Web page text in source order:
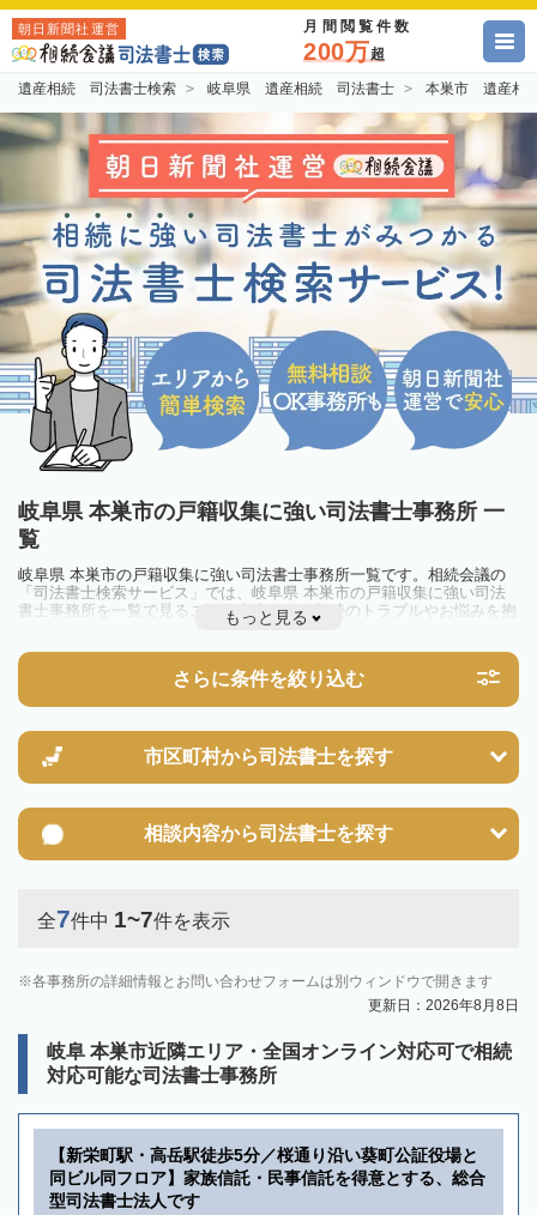
朝日新聞社運営 月間閲覧件数
200万超
遺産相続 司法書士検索 岐阜県 遺産相続 司法書士 本巣市 遺産相
岐阜県 本巣市の戸籍収集に強い司法書士事務所 一
覧
岐阜県 本巣市の戸籍収集に強い司法書士事務所一覧です。相続会議の
「司法書士検索サービス」では、岐阜県 本巣市の戸籍収集に強い司法
書士事務所を一覧で見ることが出来ます。相続のトラブルやお悩みを抱
えている方は一度近隣の司法書士に相談してみましょう。
もっと見る
さらに条件を絞り込む
市区町村から司法書士を探す
相談内容から司法書士を探す
全7件中 1~7件を表示
各事務所の詳細情報とお問い合わせフォームは別ウィンドウで開きます
更新日：2026年8月8日
岐阜 本巣市近隣エリア・全国オンライン対応可で相続
対応可能な司法書士事務所
【新栄町駅・高岳駅徒歩5分／桜通り沿い葵町公証役場と
同ビル同フロア】家族信託・民事信託を得意とする、総合
型司法書士法人です